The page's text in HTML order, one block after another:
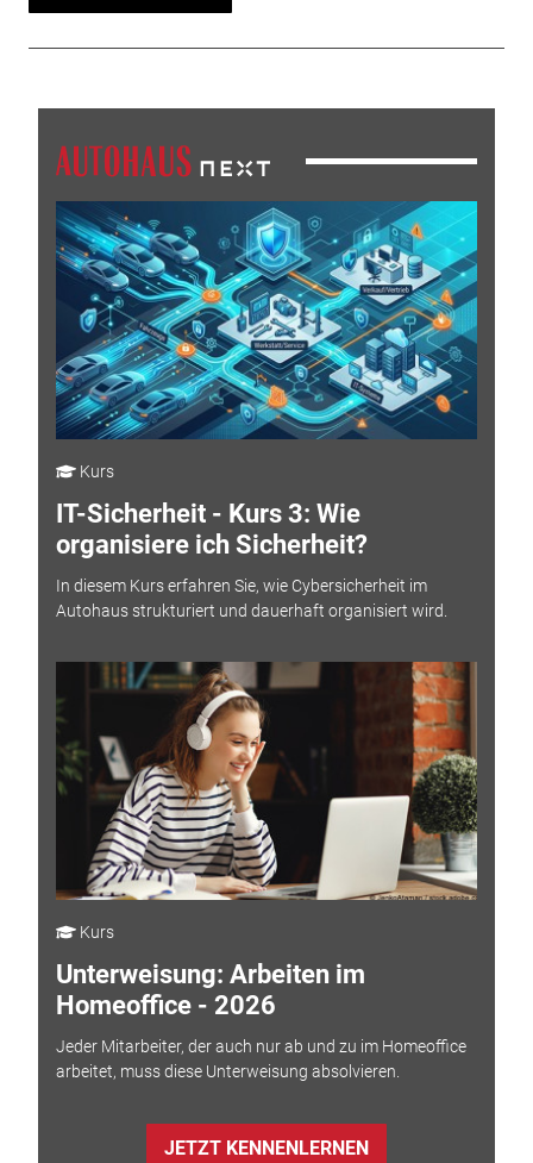
Kurs
IT-Sicherheit - Kurs 3: Wie
organisiere ich Sicherheit?
In diesem Kurs erfahren Sie, wie Cybersicherheit im
Autohaus strukturiert und dauerhaft organisiert wird.
Kurs
Unterweisung: Arbeiten im
Homeoffice - 2026
Jeder Mitarbeiter, der auch nur ab und zu im Homeoffice
arbeitet, muss diese Unterweisung absolvieren.
JETZT KENNENLERNEN